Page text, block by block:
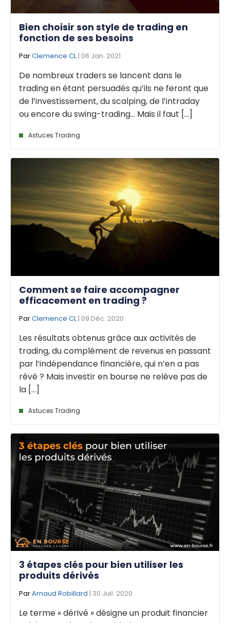
Bien choisir son style de trading en
fonction de ses besoins
ParClemence CL| 06 Jan. 2021
De nombreux traders se lancent dans le
trading en étant persuadés qu’ils ne feront que
de l’investissement, du scalping, de l’intraday
ou encore du swing-trading… Mais il faut [...]
Astuces Trading
Comment se faire accompagner
efficacement en trading ?
ParClemence CL| 09 Déc. 2020
Les résultats obtenus grâce aux activités de
trading, du complément de revenus en passant
par l’indépendance financière, qui n’en a pas
rêvé ? Mais investir en bourse ne relève pas de
la [...]
Astuces Trading
3 étapes clés pour bien utiliser les
produits dérivés
ParArnaud Robillard | 30 Juil. 2020
Le terme « dérivé » désigne un produit financier